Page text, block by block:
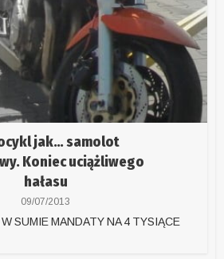
jak… samolot
Koniec uciążliwego
hałasu
09/07/2013
SUMIE MANDATY NA 4 TYSIĄCE